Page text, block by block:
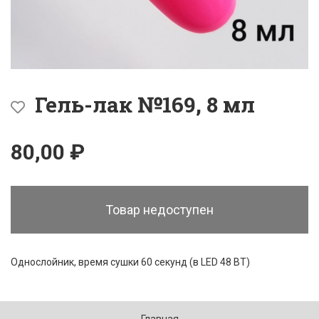
Гель-лак №169, 8 мл
80,00 ₽
Товар недоступен
Однослойник, время сушки 60 секунд (в LED 48 ВТ)